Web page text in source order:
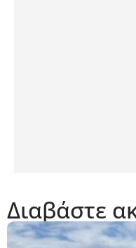
Διαβάστε